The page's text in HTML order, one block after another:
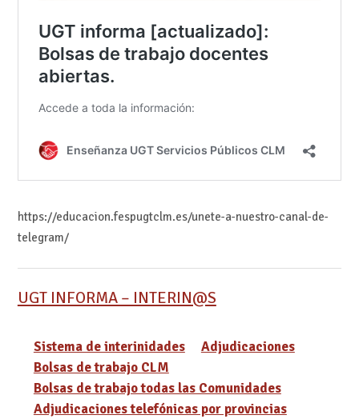
https://educacion.fespugtclm.es/unete-a-nuestro-canal-de-
telegram/
UGT INFORMA – INTERIN@S
Sistema de interinidades
Adjudicaciones
Bolsas de trabajo CLM
Bolsas de trabajo todas las Comunidades
Adjudicaciones telefónicas por provincias